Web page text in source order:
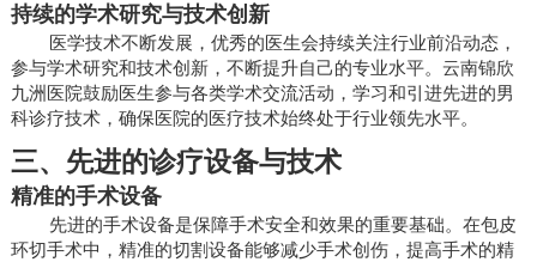
持续的学术研究与技术创新
医学技术不断发展，优秀的医生会持续关注行业前沿动态，
参与学术研究和技术创新，不断提升自己的专业水平。云南锦欣
九洲医院鼓励医生参与各类学术交流活动，学习和引进先进的男
科诊疗技术，确保医院的医疗技术始终处于行业领先水平。
三、先进的诊疗设备与技术
精准的手术设备
先进的手术设备是保障手术安全和效果的重要基础。在包皮
环切手术中，精准的切割设备能够减少手术创伤，提高手术的精